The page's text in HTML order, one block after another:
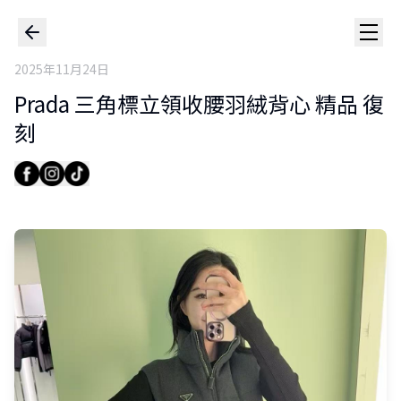
2025年11月24日
Prada 三角標立領收腰羽絨背心 精品 復
刻